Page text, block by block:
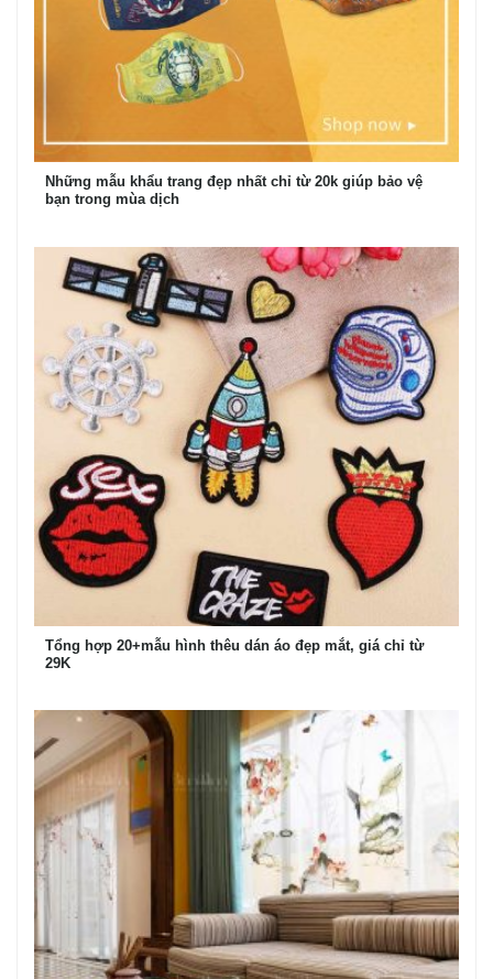
Những mẫu khẩu trang đẹp nhất chỉ từ 20k giúp bảo vệ
bạn trong mùa dịch
Tổng hợp 20+mẫu hình thêu dán áo đẹp mắt, giá chỉ từ
29K